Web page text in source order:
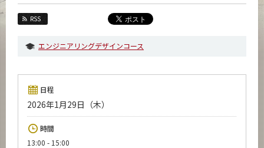
RSS
エンジニアリングデザインコース
日程
2026年1月29日（木）
時間
13:00 - 15:00
Education
入学案内
Admissions
融合理工学系 News